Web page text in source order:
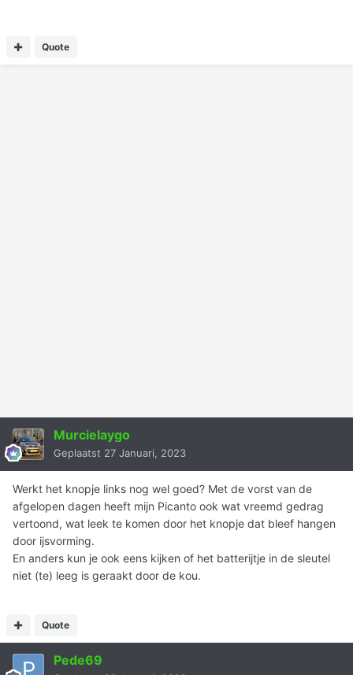
Quote
Murcielaygo
Geplaatst 27 Januari, 2023
Werkt het knopje links nog wel goed? Met de vorst van de
afgelopen dagen heeft mijn Picanto ook wat vreemd gedrag
vertoond, wat leek te komen door het knopje dat bleef hangen
door ijsvorming.
En anders kun je ook eens kijken of het batterijtje in de sleutel
niet (te) leeg is geraakt door de kou.
Quote
Pede69